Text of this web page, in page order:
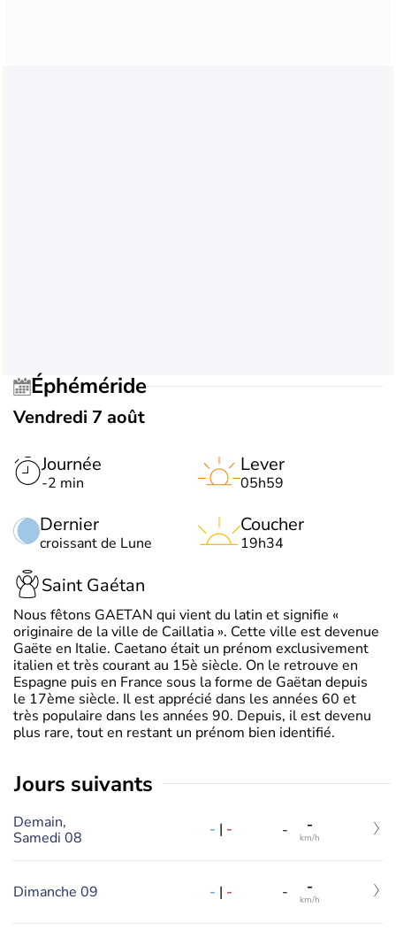
Éphéméride
Vendredi 7 août
Journée
-2 min
Dernier
croissant de Lune
Lever
05h59
Coucher
19h34
Saint Gaétan
Nous fêtons GAETAN qui vient du latin et signifie «
originaire de la ville de Caillatia ». Cette ville est devenue
Gaëte en Italie. Caetano était un prénom exclusivement
italien et très courant au 15è siècle. On le retrouve en
Espagne puis en France sous la forme de Gaëtan depuis
le 17ème siècle. Il est apprécié dans les années 60 et
très populaire dans les années 90. Depuis, il est devenu
plus rare, tout en restant un prénom bien identifié.
jours suivants
Demain,
Samedi 08
- | - - -
km/h
Dimanche 09 - | - - -
km/h